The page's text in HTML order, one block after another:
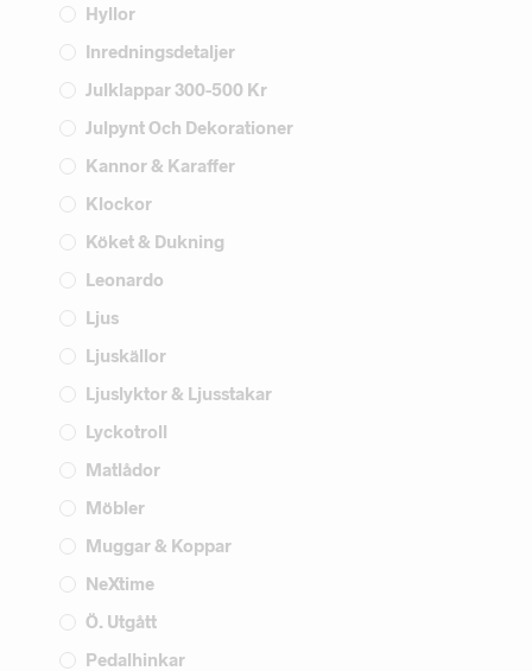
Hyllor
Inredningsdetaljer
Julklappar 300-500 Kr
Julpynt Och Dekorationer
Kannor & Karaffer
Klockor
Köket & Dukning
Leonardo
Ljus
Ljuskällor
Ljuslyktor & Ljusstakar
Lyckotroll
Matlådor
Möbler
Muggar & Koppar
NeXtime
Ö. Utgått
Pedalhinkar